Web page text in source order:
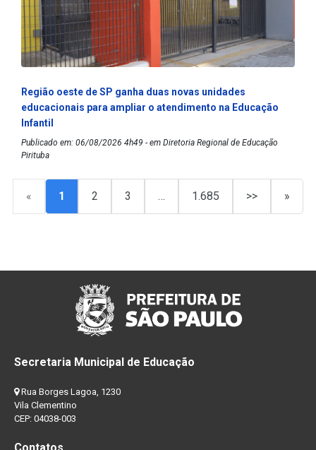
Região oeste de SP ganha duas novas unidades
educacionais para ampliar o atendimento na Educação
Infantil
Publicado em: 06/08/2026 4h49 - em Diretoria Regional de Educação
Pirituba
« 1 2 3 … 1.685 >> »
Secretaria Municipal de Educação
Rua Borges Lagoa, 1230
Vila Clementino
CEP: 04038-003
Contatos